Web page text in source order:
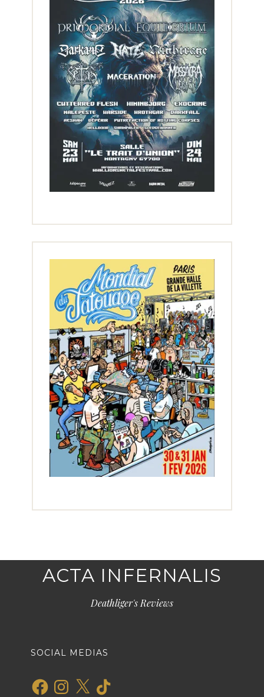
ACTA INFERNALIS
Deathliger's Reviews
SOCIAL MEDIAS
FacebookInstagram
X TikTok